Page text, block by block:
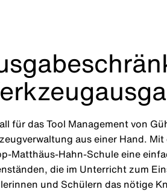
für das Tool Management von
aus einer Hand.
Matthäus-Hahn-Schule eine
die im Unterricht zum
und Schülern das nötige